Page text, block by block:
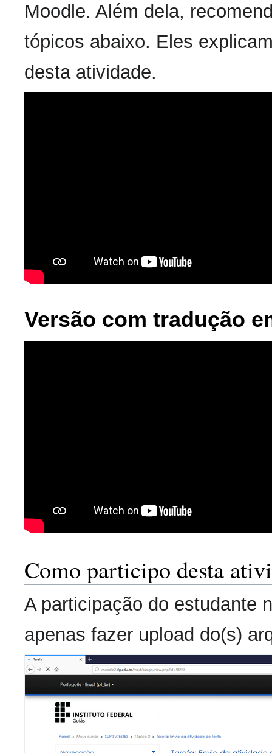
Moodle. Além dela,
tópicos abaixo. Eles
desta atividade.
Versão com tradução
Como participo desta
A participação do estudante
apenas fazer upload do(s)